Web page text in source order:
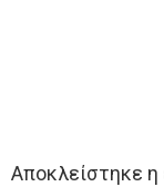
Αποκλείστηκε η